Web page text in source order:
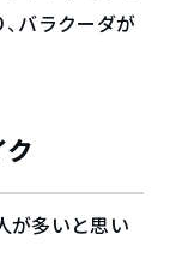
バラクーダが
が多いと思い